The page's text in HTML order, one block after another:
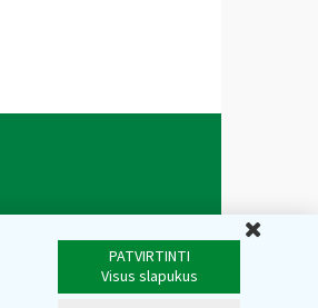
PATVIRTINTI
Visus slapukus